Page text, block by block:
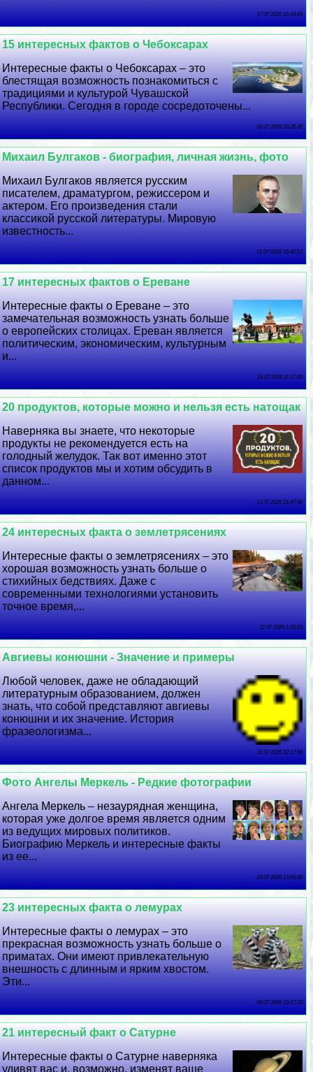
17 07 2026 16:14:45
15 интересных фактов о Чебоксарах
Интересные факты о Чебоксарах – это
блестящая возможность познакомиться с
традициями и культурой Чувашской
Республики. Сегодня в городе сосредоточены...
16 07 2026 20:35:35
Михаил Булгаков - биография, личная жизнь, фото
Михаил Булгаков является русским
писателем, драматургом, режиссером и
актером. Его произведения стали
классикой русской литературы. Мировую
известность...
15 07 2026 15:40:12
17 интересных фактов о Ереване
Интересные факты о Ереване – это
замечательная возможность узнать больше
о европейских столицах. Ереван является
политическим, экономическим, культурным
и...
14 07 2026 11:17:20
20 продуктов, которые можно и нельзя есть натощак
Наверняка вы знаете, что некоторые
продукты не рекомендуется есть на
голодный желудок. Так вот именно этот
список продуктов мы и хотим обсудить в
данном...
13 07 2026 21:47:56
24 интересных факта о землетрясениях
Интересные факты о землетрясениях – это
хорошая возможность узнать больше о
стихийных бедствиях. Даже с
современными технологиями установить
точное время,...
12 07 2026 1:35:23
Авгиевы конюшни - Значение и примеры
Любой человек, даже не обладающий
литературным образованием, должен
знать, что собой представляют авгиевы
конюшни и их значение. История
фразеологизма...
11 07 2026 12:17:56
Фото Ангелы Меркель - Редкие фотографии
Ангела Меркель – незаурядная женщина,
которая уже долгое время является одним
из ведущих мировых политиков.
Биографию Меркель и интересные факты
из ее...
10 07 2026 13:59:30
23 интересных факта о лемурах
Интересные факты о лемурах – это
прекрасная возможность узнать больше о
приматах. Они имеют привлекательную
внешность с длинным и ярким хвостом.
Эти...
09 07 2026 10:17:33
21 интересный факт о Сатурне
Интересные факты о Сатурне наверняка
удивят вас и, возможно, изменят ваше